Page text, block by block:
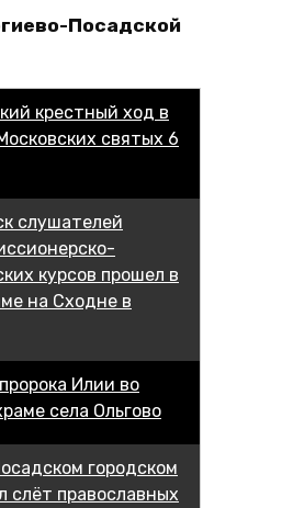
Посадской
крестный ход в
святых 6
слушателей
курсов прошел в
на Сходне в
Илии во
села Ольгово
городском
слёт православных